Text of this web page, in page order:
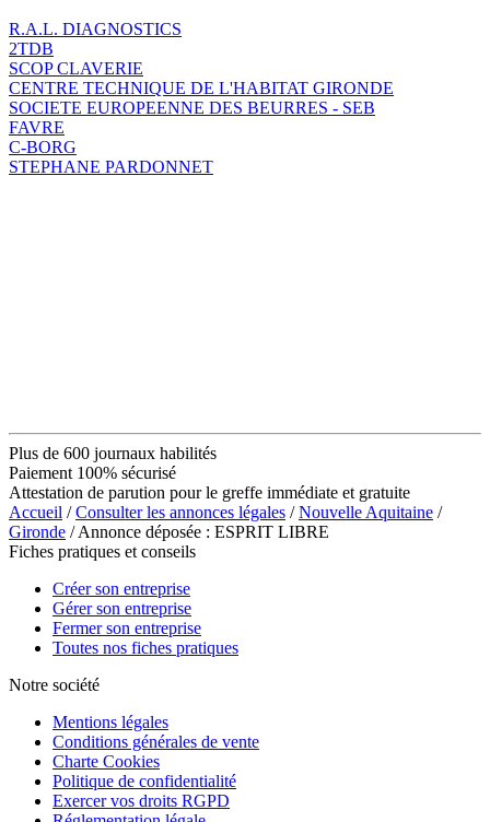
R.A.L. DIAGNOSTICS
2TDB
SCOP CLAVERIE
CENTRE TECHNIQUE DE L'HABITAT GIRONDE
SOCIETE EUROPEENNE DES BEURRES - SEB
FAVRE
C-BORG
STEPHANE PARDONNET
Plus de 600 journaux habilités
Paiement 100% sécurisé
Attestation de parution pour le greffe immédiate et gratuite
Accueil /Consulter les annonces légales /Nouvelle Aquitaine /
Gironde / Annonce déposée : ESPRIT LIBRE
Fiches pratiques et conseils
Créer son entreprise
Gérer son entreprise
Fermer son entreprise
Toutes nos fiches pratiques
Notre société
Mentions légales
Conditions générales de vente
Charte Cookies
Politique de confidentialité
Exercer vos droits RGPD